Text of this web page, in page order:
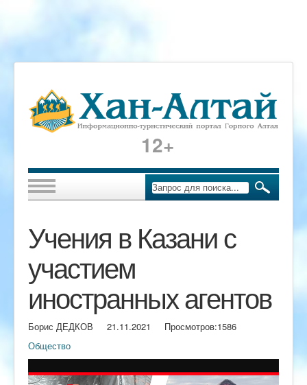
12+
Учения в Казани с
участием
иностранных агентов
Борис ДЕДКОВ 21.11.2021 Просмотров:1586
Общество